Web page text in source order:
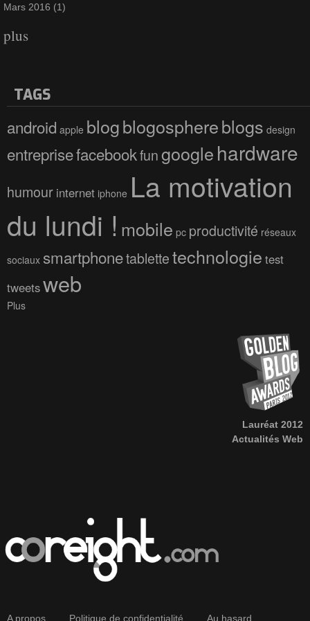
Mars 2016 (1)
plus
TAGS
android apple blogblogosphereblogs design
entreprisefacebookfungooglehardware
humour internet iphone La motivation
du lundi ! mobile pc productivité réseaux
sociaux smartphonetablettetechnologie test
tweetsweb
Plus
Lauréat 2012
Actualités Web
A propos Politique de confidentialité Au hasard